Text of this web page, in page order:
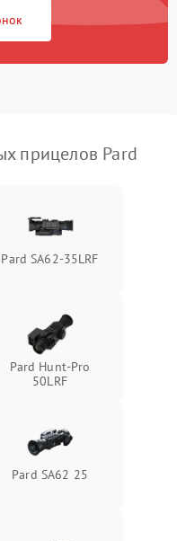
₽ Подробнее →
₽ Подробнее →
Подробнее →
Подробнее →
Подробнее →
прицелов Pard
Pard SA62-35LRF
Pard Hunt-Pro
50LRF
Pard SA62 25